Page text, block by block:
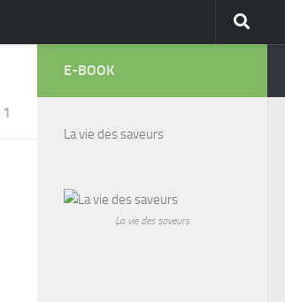
1
E-BOOK
La vie des saveurs
La vie des saveurs